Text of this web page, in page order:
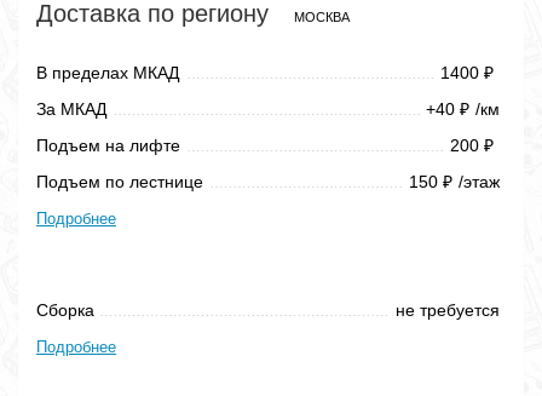
Доставка по региону МОСКВА
В пределах МКАД 1400 ₽
За МКАД +40 ₽ /км
Подъем на лифте
200 ₽
Подъем по лестнице 150 ₽ /этаж
Подробнее
Сборка не требуется
Подробнее